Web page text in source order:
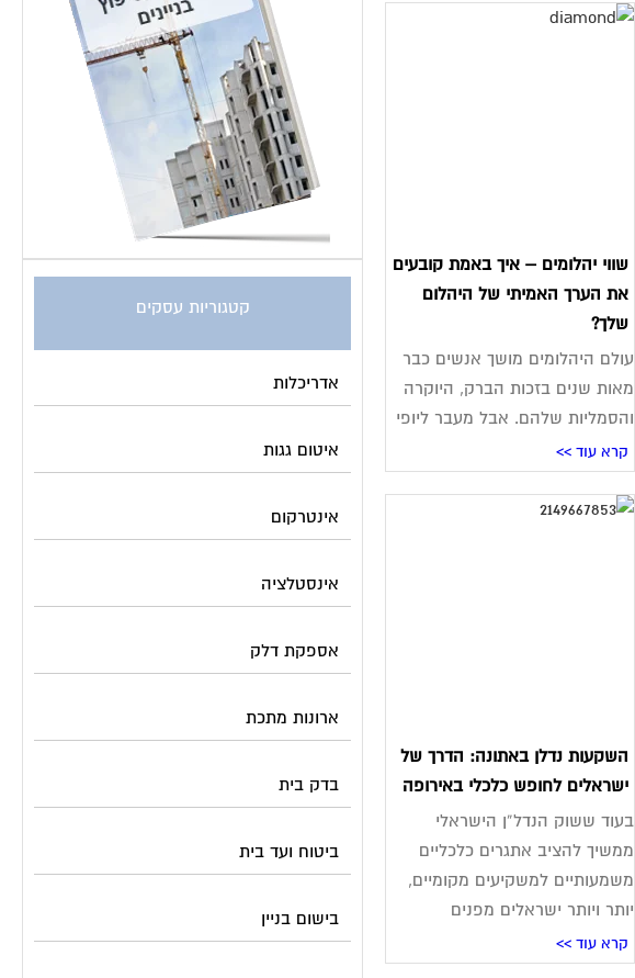
שווי יהלומים – איך באמת קובעים
את הערך האמיתי של היהלום
שלך?
עולם היהלומים מושך אנשים כבר
מאות שנים בזכות הברק, היוקרה
והסמליות שלהם. אבל מעבר ליופי
קרא עוד >>
השקעות נדלן באתונה: הדרך של
ישראלים לחופש כלכלי באירופה
בעוד ששוק הנדל”ן הישראלי
ממשיך להציב אתגרים כלכליים
משמעותיים למשקיעים מקומיים,
יותר ויותר ישראלים מפנים
קרא עוד >>
קטגוריות עסקים
אדריכלות
איטום גגות
אינטרקום
אינסטלציה
אספקת דלק
ארונות מתכת
בדק בית
ביטוח ועד בית
בישום בניין